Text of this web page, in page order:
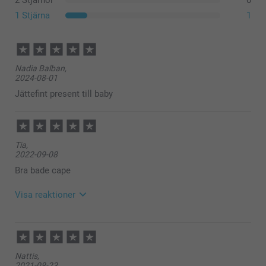
1 Stjärna
1
Nadia Balban,
2024-08-01
Jättefint present till baby
Tia,
2022-09-08
Bra bade cape
Visa reaktioner
09:14
Hej!
Nattis,